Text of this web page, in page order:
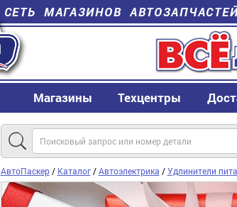
СЕТЬ МАГАЗИНОВ
Магазины Техцентры
АвтоПаскер/ Каталог/Автоэлектрика /Удлинители